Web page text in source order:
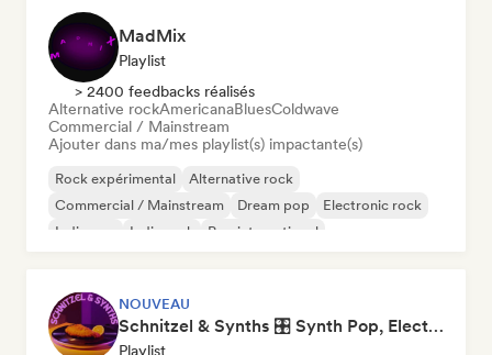
MadMix
Playlist
> 2400 feedbacks réalisés
Alternative rockAmericanaBluesColdwave
Commercial / Mainstream
Ajouter dans ma/mes playlist(s) impactante(s)
Rock expérimental
Alternative rock
Commercial / Mainstream
Dream pop
Electronic rock
Indie pop
Indie rock Pop international
NOUVEAU
Schnitzel & Synths 🎛️ Synth Pop, Electropop & Synthwave
Playlist